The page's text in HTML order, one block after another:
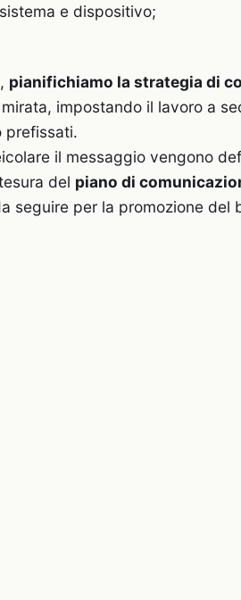
e dispositivo;
pianifichiamo la strategia di
impostando il lavoro a
prefissati.
il messaggio vengono
del piano di
seguire per la promozione del